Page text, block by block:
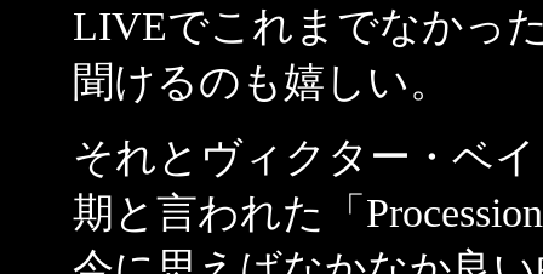
LIVEでこれまでなかっ
聞けるのも嬉しい。
それとヴィクター・ベ
期と言われた「